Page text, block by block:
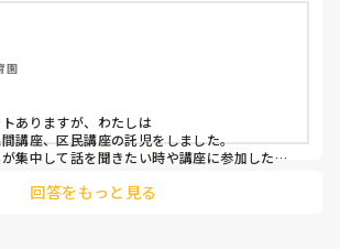
園
ありますが、わたしは
講座、区民講座の託児をしました。
集中して話を聞きたい時や講座に参加したい
の保育士さんとご一緒しました。
回答をもっと見る